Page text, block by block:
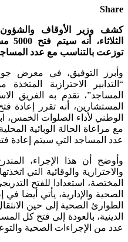
Share
كشف وزير الأوقاف والشؤون
توزعت بالتناسب مع عدد
وأبرز التوفيق، في معرض
“التدابير الاحترازية
المساجد”، تقدم به الفريق
المستشارين، أنه تقرر إعادة
الوطني لأداء الصلوات الخمس،
مع مراعاة الحالة الوبائية
عدد المساجد التي سيتم إعادة
وأوضح أن هذا الإجراء،
والاحترازية والوقائية التي
المختصة، استعدادا للفتح
الصحية والإدارية، يأتي أيضا
الطوارئ الصحية إلى حين
الدينية، بالعودة إلى فتح كل
عدد من الإجراءات الصحية